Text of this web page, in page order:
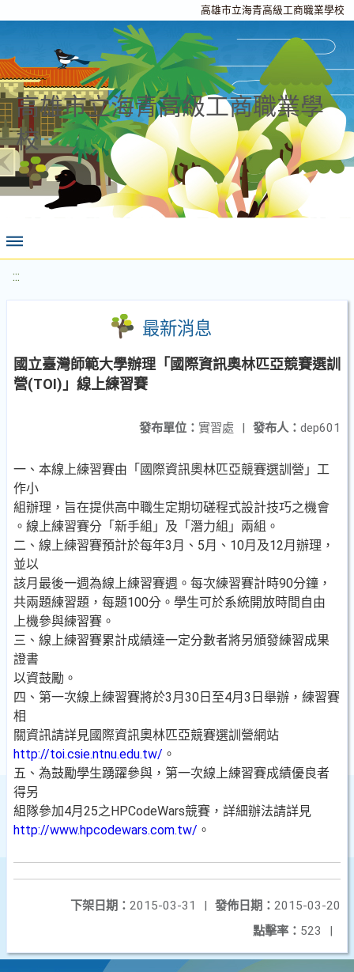
高雄市立海青高級工商職業學校
高雄市立海青高級工商職業學
校
:::
最新消息
國立臺灣師範大學辦理「國際資訊奧林匹亞競賽選訓
營(TOI)」線上練習賽
發布人： dep601
發布單位： 實習處 |
一、本線上練習賽由「國際資訊奧林匹亞競賽選訓營」工
作小
組辦理，旨在提供高中職生定期切磋程式設計技巧之機會
。線上練習賽分「新手組」及「潛力組」兩組。
二、線上練習賽預計於每年3月、5月、10月及12月辦理，
並以
該月最後一週為線上練習賽週。每次練習賽計時90分鐘，
共兩題練習題，每題100分。學生可於系統開放時間自由
上機參與練習賽。
三、線上練習賽累計成績達一定分數者將另頒發練習成果
證書
以資鼓勵。
四、第一次線上練習賽將於3月30日至4月3日舉辦，練習賽
相
關資訊請詳見國際資訊奧林匹亞競賽選訓營網站
http://toi.csie.ntnu.edu.tw/ 。
五、為鼓勵學生踴躍參與，第一次線上練習賽成績優良者
得另
組隊參加4月25之HPCodeWars競賽，詳細辦法請詳見
http://www.hpcodewars.com.tw/ 。
發佈日期： 2015-03-20
下架日期： 2015-03-31
|
點擊率： 523 |